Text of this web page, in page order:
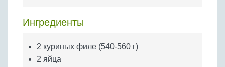
Яйца
Ингредиенты
2 куриных филе (540-560 г)
2 яйца